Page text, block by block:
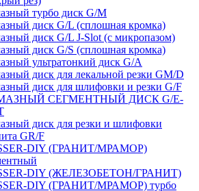
турбо диск G/M
диск G/L (сплошная кромка)
диск G/L J-Slot (с микропазом)
диск G/S (сплошная кромка)
ультратонкий диск G/A
диск для лекальной резки GM/D
диск для шлифовки и резки G/F
СЕГМЕНТНЫЙ ДИСК G/E-
диск для резки и шлифовки
GR/F
DIY (ГРАНИТ/МРАМОР)
DIY (ЖЕЛЕЗОБЕТОН/ГРАНИТ)
DIY (ГРАНИТ/МРАМОР) турбо